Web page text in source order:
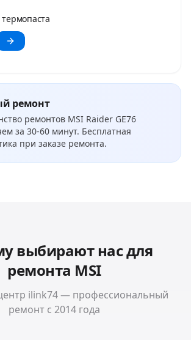
термопаста
ремонт
ремонтов MSI Raider GE76
за 30-60 минут. Бесплатная
при заказе ремонта.
выбирают нас для
ремонта MSI
ilink74 — профессиональный
ремонт с 2014 года